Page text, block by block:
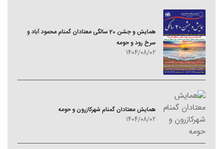
همایش و جشن 20 سالگی معتادان گمنام محمود آباد و
سرخ رود و حومه
1404/08/02
همایش معتادان گمنام شهرکازرون و حومه
1404/08/02